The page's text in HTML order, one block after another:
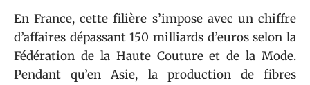
En France, cette filière s’impose avec un chiffre
d’affaires dépassant 150 milliards d’euros selon la
Fédération de la Haute Couture et de la Mode.
Pendant qu’en Asie, la production de fibres